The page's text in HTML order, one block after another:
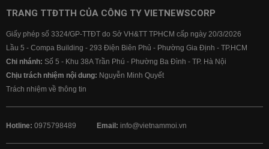
TRANG TTĐTTH CỦA CÔNG TY VIETNEWSCORP
Giấy phép số 3324/GP-TTĐT do Sở VH&TT TPHCM cấp ngày 20/3/2026
Lầu 5 - Compa Building - 293 Điện Biên Phủ - Phường Gia Định - TP.HCM
Chi nhánh: Số 5 - Khu 38A Trần Phú - Phường Ba Đình - TP. Hà Nội
Chịu trách nhiệm nội dung: Nguyễn Minh Quyết
Trách nhiệm về thông tin
Hotline: 0975798489 Email: info@vietnammoi.vn